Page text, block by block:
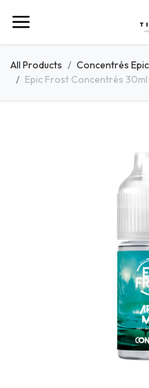
All Products
Concentrés
Epic Frost Concentrés 30ml